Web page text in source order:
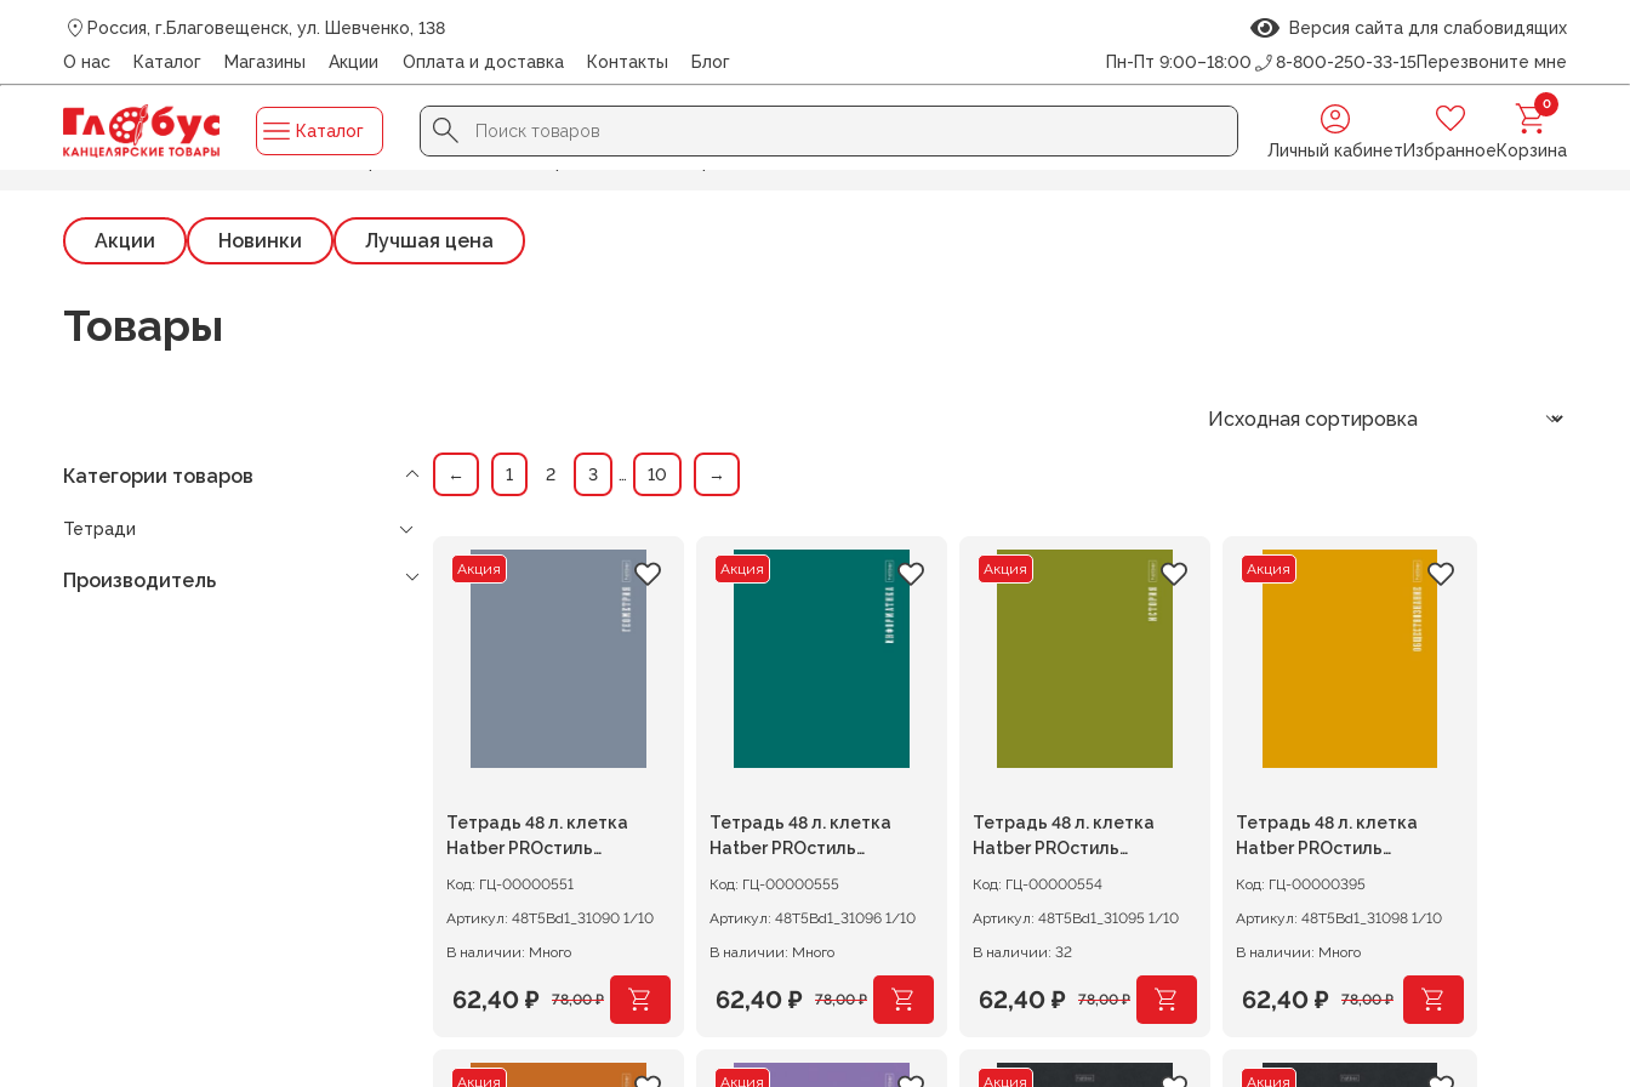
Россия, г.Благовещенск, ул. Шевченко, 138
Версия сайта для слабовидящих
О нас
Каталог Магазины Акции Оплата и доставка Контакты Блог Пн-Пт 9:00–18:00 8-800-250-33-15Перезвоните мне
Каталог
Search
for:
Search Button
Личный кабинетИзбранное
0
Корзина
Главная /Каталог/ ТЕТРАДИ/Тетради тематические (предметные)/Страница 2
Акции Новинки Лучшая цена
Товары
Категории товаров
Тетради
Производитель
← 1 2 3 … 10 →
Акция
Тетрадь 48 л. клетка
Hatber PROстиль
Код: ГЦ-00000551
Артикул:
48Т5Bd1_31090 1/10
В наличии: Много
78,00₽
Первоначальная
62,40 ₽
Текущая
Акция
Тетрадь 48 л. клетка
Hatber PROстиль
Код: ГЦ-00000555
Артикул:
48Т5Bd1_31096 1/10
В наличии: Много
78,00₽
Первоначальная
62,40 ₽
Текущая
Акция
Тетрадь 48 л. клетка
Hatber PROстиль
Код: ГЦ-00000554
Артикул:
48Т5Bd1_31095 1/10
В наличии: 32
78,00₽
Первоначальная
62,40 ₽
Текущая
Акция
Тетрадь 48 л. клетка
Hatber PROстиль
Код: ГЦ-00000395
Артикул:
48Т5Bd1_31098 1/10
В наличии: Много
78,00₽
Первоначальная
62,40 ₽
Текущая
Акция Акция Акция Акция